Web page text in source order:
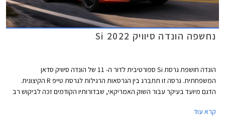
נחשפה הונדה סיוויק Si 2022
הונדה חושפת גרסת Si ספורטיבית לדור ה- 11 של הונדה סיוויק סדאן
המשפחתית. גרסה זו תתברג בין הגרסאות הרגילות לגרסת טייפ R הקיצונית.
הדגם מיועד בעיקר עבור השוק האמריקאי, שבדורותיו הקודמים זכה לביקוש רב
קרא עוד